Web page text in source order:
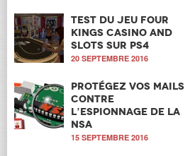
Test du jeu Four
Kings Casino and
Slots sur PS4
20 SEPTEMBRE 2016
Protégez vos mails
contre
l’espionnage de la
NSA
15 SEPTEMBRE 2016